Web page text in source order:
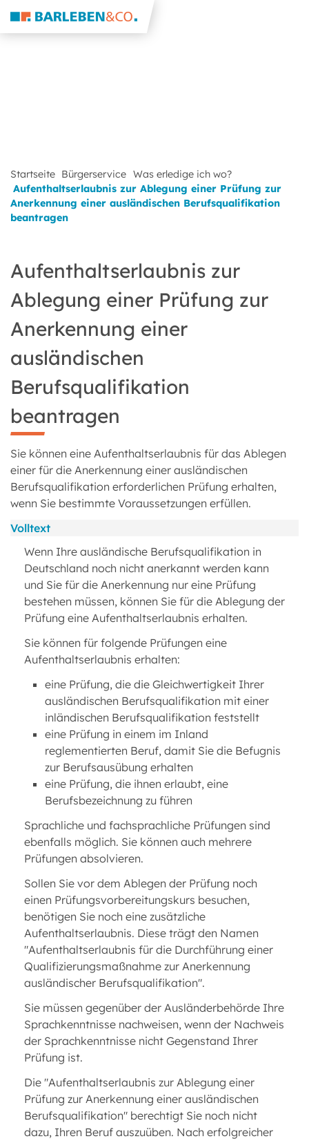
Startseite Bürgerservice Was erledige ich wo?
Aufenthaltserlaubnis zur Ablegung einer Prüfung zur
Anerkennung einer ausländischen Berufsqualifikation
beantragen
Aufenthaltserlaubnis zur
Ablegung einer Prüfung zur
Anerkennung einer
ausländischen
Berufsqualifikation
beantragen
Sie können eine Aufenthaltserlaubnis für das Ablegen
einer für die Anerkennung einer ausländischen
Berufsqualifikation erforderlichen Prüfung erhalten,
wenn Sie bestimmte Voraussetzungen erfüllen.
Volltext
Wenn Ihre ausländische Berufsqualifikation in
Deutschland noch nicht anerkannt werden kann
und Sie für die Anerkennung nur eine Prüfung
bestehen müssen, können Sie für die Ablegung der
Prüfung eine Aufenthaltserlaubnis erhalten.
Sie können für folgende Prüfungen eine
Aufenthaltserlaubnis erhalten:
eine Prüfung, die die Gleichwertigkeit Ihrer
ausländischen Berufsqualifikation mit einer
inländischen Berufsqualifikation feststellt
eine Prüfung in einem im Inland
reglementierten Beruf, damit Sie die Befugnis
zur Berufsausübung erhalten
eine Prüfung, die ihnen erlaubt, eine
Berufsbezeichnung zu führen
Sprachliche und fachsprachliche Prüfungen sind
ebenfalls möglich. Sie können auch mehrere
Prüfungen absolvieren.
Sollen Sie vor dem Ablegen der Prüfung noch
einen Prüfungsvorbereitungskurs besuchen,
benötigen Sie noch eine zusätzliche
Aufenthaltserlaubnis. Diese trägt den Namen
"Aufenthaltserlaubnis für die Durchführung einer
Qualifizierungsmaßnahme zur Anerkennung
ausländischer Berufsqualifikation".
Sie müssen gegenüber der Ausländerbehörde Ihre
Sprachkenntnisse nachweisen, wenn der Nachweis
der Sprachkenntnisse nicht Gegenstand Ihrer
Prüfung ist.
Die "Aufenthaltserlaubnis zur Ablegung einer
Prüfung zur Anerkennung einer ausländischen
Berufsqualifikation" berechtigt Sie noch nicht
dazu, Ihren Beruf auszuüben. Nach erfolgreicher